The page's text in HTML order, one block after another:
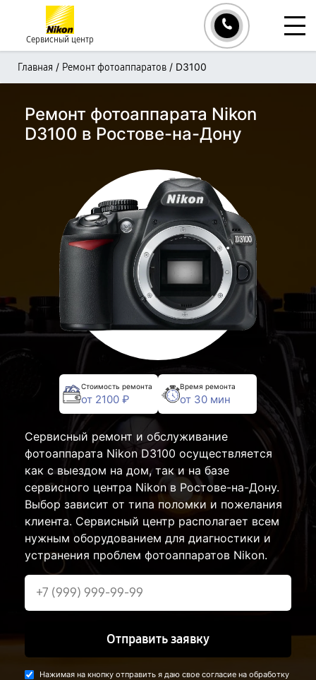
Сервисный центр
Главная / Ремонт фотоаппаратов / D3100
Ремонт фотоаппарата Nikon
D3100 в Ростове-на-Дону
Стоимость ремонта
от 2100 ₽
Время ремонта
от 30 мин
Сервисный ремонт и обслуживание
фотоаппарата Nikon D3100 осуществляется
как с выездом на дом, так и на базе
сервисного центра Nikon в Ростове-на-Дону.
Выбор зависит от типа поломки и пожелания
клиента. Сервисный центр располагает всем
нужным оборудованием для диагностики и
устранения проблем фотоаппаратов Nikon.
Отправить заявку
Нажимая на кнопку отправить я даю свое согласие на обработку